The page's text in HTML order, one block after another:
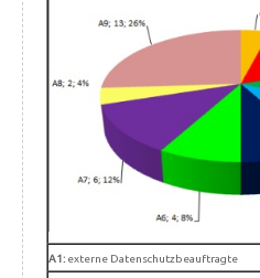
A1: externe Datenschutzbeauftragte